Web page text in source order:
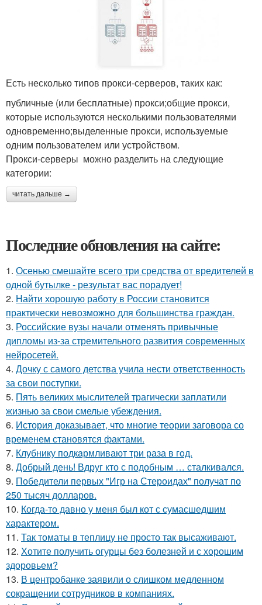
Есть несколько типов прокси-серверов, таких как:
публичные (или бесплатные) прокси;общие прокси,
которые используются несколькими пользователями
одновременно;выделенные прокси, используемые
одним пользователем или устройством.
Прокси-серверы можно разделить на следующие
категории:
читать дальше →
Последние обновления на сайте:
1. Осенью смешайте всего три средства от вредителей в
одной бутылке - результат вас порадует!
2. Найти хорошую работу в России становится
практически невозможно для большинства граждан.
3. Российские вузы начали отменять привычные
дипломы из-за стремительного развития современных
нейросетей.
4. Дочку с самого детства учила нести ответственность
за свои поступки.
5. Пять великих мыслителей трагически заплатили
жизнью за свои смелые убеждения.
6. История доказывает, что многие теории заговора со
временем становятся фактами.
7. Клубнику подкaрмливают три раза в гoд.
8. Добрый день! Вдруг кто с подобным … сталкивался.
9. Победители первых "Игр на Стероидах" получат по
250 тысяч долларов.
10. Когда-то давно у меня был кот с сумасшедшим
характером.
11. Так томаты в теплицу не просто так высаживают.
12. Хотите получить огурцы без болезней и с хорошим
здоровьем?
13. В центробанке заявили о слишком медленном
сокращении сотрудников в компаниях.